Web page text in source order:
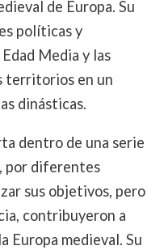
de Europa. Su
políticas y
Media y las
territorios en un
dinásticas.
dentro de una serie
por diferentes
sus objetivos, pero
contribuyeron a
Europa medieval. Su